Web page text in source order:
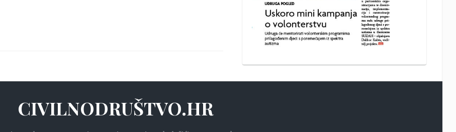
CIVILNODRUŠTVO.HR